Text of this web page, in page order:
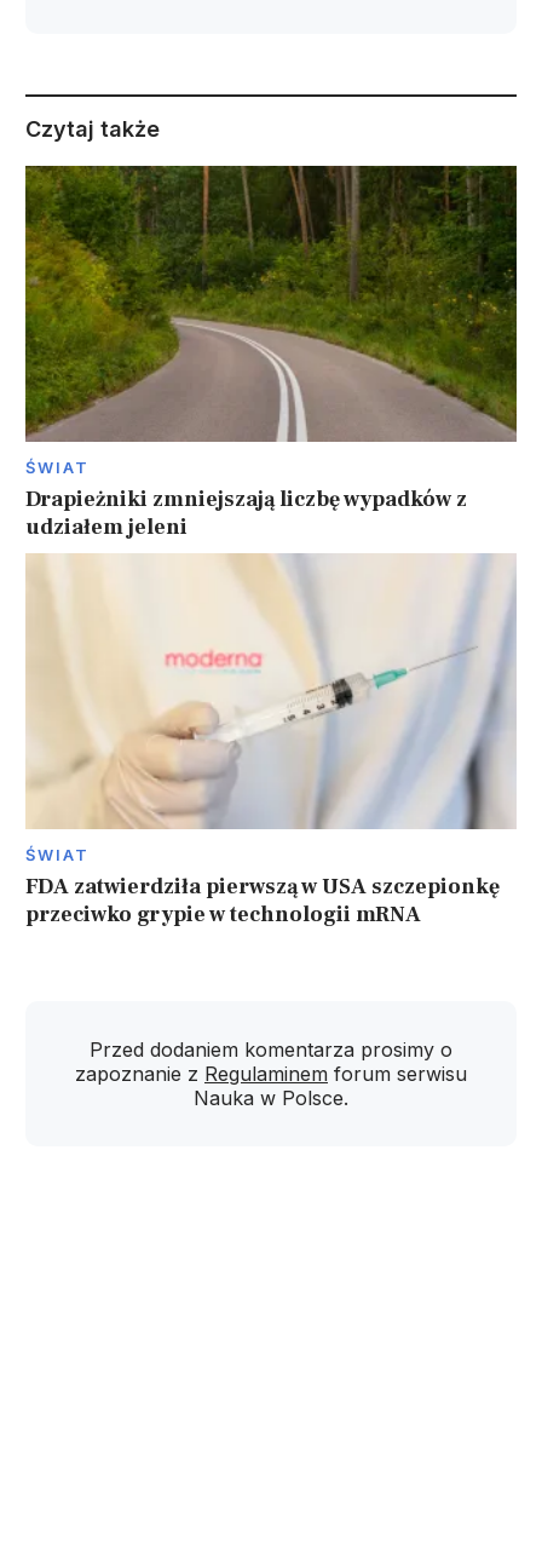
Czytaj także
ŚWIAT
Drapieżniki zmniejszają liczbę wypadków z
udziałem jeleni
ŚWIAT
FDA zatwierdziła pierwszą w USA szczepionkę
przeciwko grypie w technologii mRNA
Przed dodaniem komentarza prosimy o
zapoznanie z Regulaminem forum serwisu
Nauka w Polsce.